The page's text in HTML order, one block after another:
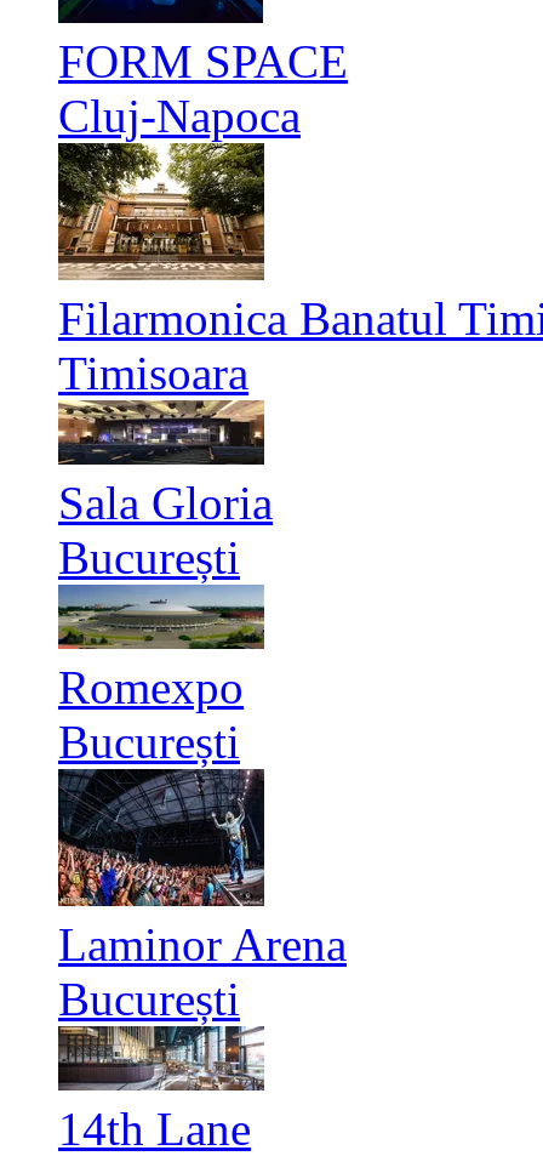
FORM SPACE
Cluj-Napoca
Filarmonica Banatul
Timisoara
Sala Gloria
București
Romexpo
București
Laminor Arena
București
14th Lane